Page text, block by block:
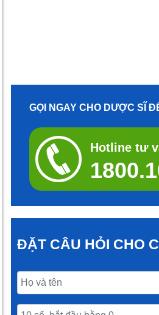
GỌI NGAY CHO DƯỢC SĨ
Hotline tư
ĐẶT CÂU HỎI CHO